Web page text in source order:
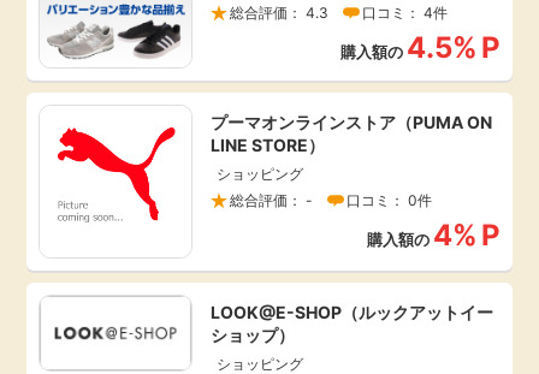
カード比較
毎日ゲット
特集一覧
GMOポイ活の使い方
ヘルプセンター
家計の固定費
総合評価： 4.3
口コミ： 4件
購入額の 4.5% P
プーマオンラインストア（PUMA ON
LINE STORE）
ショッピング
総合評価： -
口コミ： 0件
購入額の 4% P
LOOK@E-SHOP（ルックアットイー
ショップ）
ショッピング